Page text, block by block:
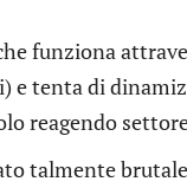
funziona
tenta di
reagendo
talmente